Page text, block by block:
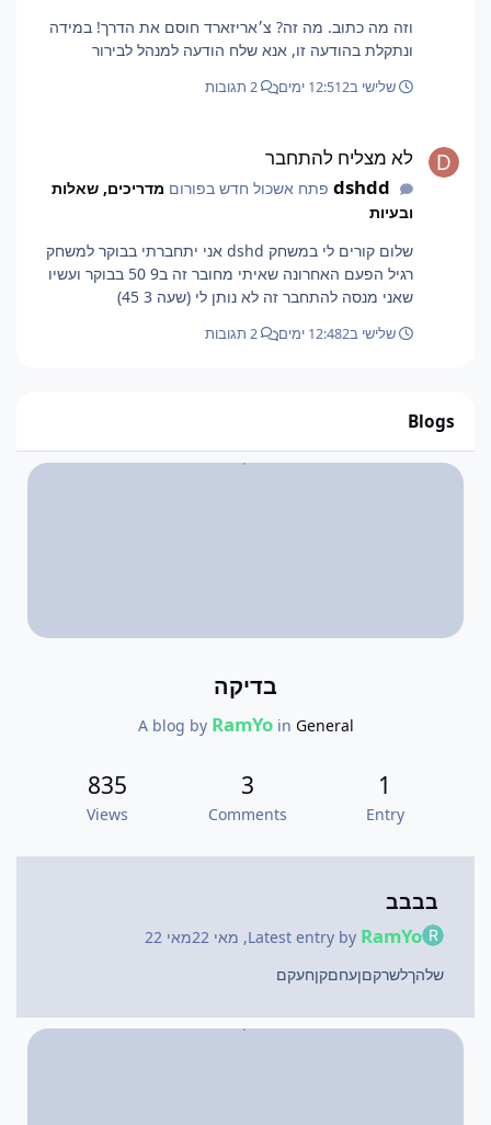
וזה מה כתוב. מה זה? צ׳אריזארד חוסם את הדרך! במידה
ונתקלת בהודעה זו, אנא שלח הודעה למנהל לבירור
שלישי ב12:512 ימים
לא מצליח להתחבר
dshddפתח אשכול חדש בפורום מדריכים, שאלות
ובעיות
שלום קורים לי במשחק dshd אני יתחברתי בבוקר למשחק
רגיל הפעם האחרונה שאיתי מחובר זה ב9 50 בבוקר ועשיו
שאני מנסה להתחבר זה לא נותן לי (שעה 3 45)
שלישי ב12:482 ימים
Blogs
בדיקה
A blog by RamYoin General
1
Entry
3
Comments
835
Views
בבבב
Latest entry by RamYo
, מאי 22
מאי 22
שלהךלשרקםןעחםקןחעקם